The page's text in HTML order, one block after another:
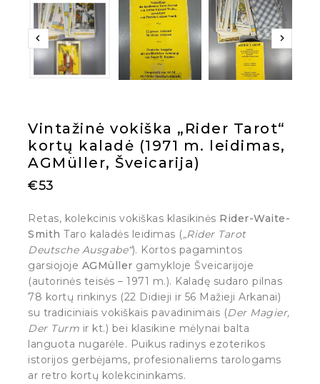
Vintažinė vokiška „Rider Tarot“
kortų kaladė (1971 m. leidimas,
AGMüller, Šveicarija)
€53
Retas, kolekcinis vokiškas klasikinės Rider-Waite-
Smith Taro kaladės leidimas („Rider Tarot
Deutsche Ausgabe“). Kortos pagamintos
garsiojoje AGMüller gamykloje Šveicarijoje
(autorinės teisės – 1971 m.). Kaladę sudaro pilnas
78 kortų rinkinys (22 Didieji ir 56 Mažieji Arkanai)
su tradiciniais vokiškais pavadinimais (Der Magier,
Der Turm ir kt.) bei klasikine mėlynai balta
languota nugarėle. Puikus radinys ezoterikos
istorijos gerbėjams, profesionaliems tarologams
ar retro kortų kolekcininkams.